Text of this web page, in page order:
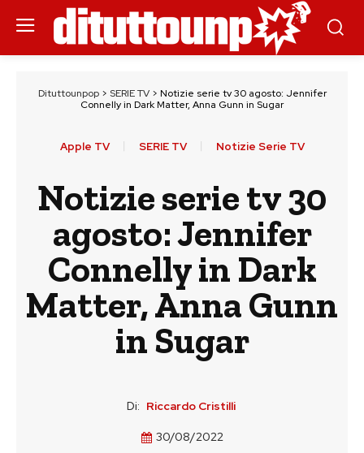
Dituttounpop> SERIE TV> Notizie serie tv 30 agosto: Jennifer
Connelly in Dark Matter, Anna Gunn in Sugar
Apple TV SERIE TV Notizie Serie TV
Notizie serie tv 30
agosto: Jennifer
Connelly in Dark
Matter, Anna Gunn
in Sugar
Di: Riccardo Cristilli
30/08/2022